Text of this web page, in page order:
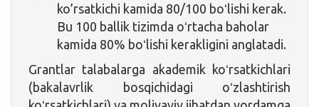
ko’rsatkichi kamida 80/100 boʻlishi kerak.
Bu 100 ballik tizimda oʻrtacha baholar
kamida 80% boʻlishi kerakligini anglatadi.
Grantlar talabalarga akademik koʻrsatkichlari
(bakalavrlik bosqichidagi oʻzlashtirish